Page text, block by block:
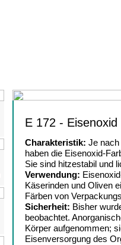
E 172 - Eisenoxid
Charakteristik: Je
haben die Eisenoxid-
Sie sind hitzestabil und
Verwendung:
Käserinden und Oliven
Färben von
Sicherheit: Bisher
beobachtet.
Körper aufgenommen;
Eisenversorgung des